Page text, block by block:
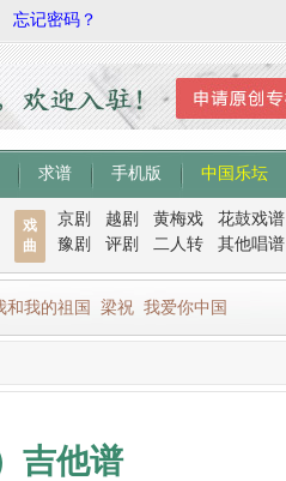
忘记密码？
求谱 手机版 中国乐坛
戏
曲
京剧 越剧 黄梅戏
花鼓戏谱
豫剧
评剧 二人转 其他唱谱
和我的祖国 梁祝 我爱你中国
吉他谱